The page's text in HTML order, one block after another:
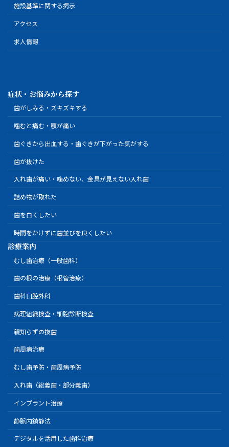
施設基準に関する掲示
アクセス
求人情報
症状・お悩みから探す
歯がしみる・ズキズキする
噛むと痛む・顎が痛い
歯ぐきから出血する・歯ぐきが下がった気がする
歯が抜けた
入れ歯が痛い・噛めない、金具が見えない入れ歯
詰め物が取れた
歯を白くしたい
時間をかけずに歯並びを良くしたい
診療案内
むし歯治療（一般歯科）
歯の根の治療（根管治療）
歯科口腔外科
病理組織検査・細胞診断検査
親知らずの抜歯
歯周病治療
むし歯予防・歯周病予防
入れ歯（総義歯・部分義歯）
インプラント治療
静脈内鎮静法
デジタルを活用した歯科治療